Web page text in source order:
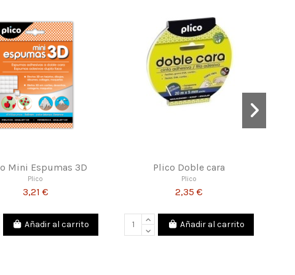
Colección Secret
Stamperia
Añadir al carrito
Paperblanks Washi Tape
Celestial Magic y Wild Flowers
Paperblanks
Añadir al carrito